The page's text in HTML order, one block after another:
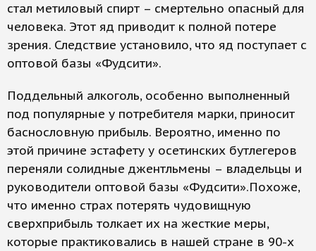
стал метиловый спирт – смертельно опасный для
человека. Этот яд приводит к полной потере
зрения. Следствие установило, что яд поступает с
оптовой базы «Фудсити».
Поддельный алкоголь, особенно выполненный
под популярные у потребителя марки, приносит
баснословную прибыль. Вероятно, именно по
этой причине эстафету у осетинских бутлегеров
переняли солидные джентльмены – владельцы и
руководители оптовой базы «Фудсити».Похоже,
что именно страх потерять чудовищную
сверхприбыль толкает их на жесткие меры,
которые практиковались в нашей стране в 90-х